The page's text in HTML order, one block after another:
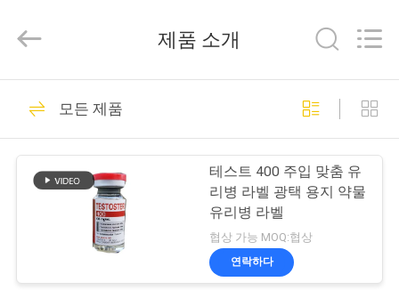
제
2017
(Xiamen)
Rights
유리제 작은 유리병
상표
301
253
제품 소개
모든 제품
테스트 400 주입 맞춤 유
리병 라벨 광택 용지 약물
유리병 라벨
협상 가능 MOQ:협상
연락하다